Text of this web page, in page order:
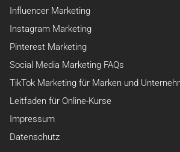
Influencer Marketing
Instagram Marketing
Pinterest Marketing
Social Media Marketing FAQs
TikTok Marketing für Marken und
Leitfaden für Online-Kurse
Impressum
Datenschutz